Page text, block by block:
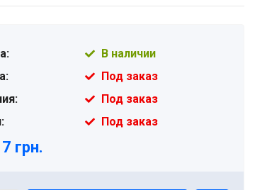
В наличии
Под заказ
Под заказ
Под заказ
грн.